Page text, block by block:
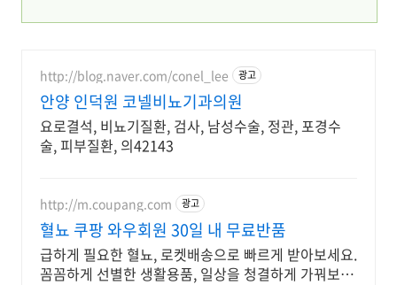
http://blog.naver.com/conel_lee 광고
안양 인덕원 코넬비뇨기과의원
요로결석, 비뇨기질환, 검사, 남성수술, 정관, 포경수
술, 피부질환, 의42143
http://m.coupang.com 광고
혈뇨 쿠팡 와우회원 30일 내 무료반품
급하게 필요한 혈뇨, 로켓배송으로 빠르게 받아보세요.
꼼꼼하게 선별한 생활용품, 일상을 청결하게 가꿔보세